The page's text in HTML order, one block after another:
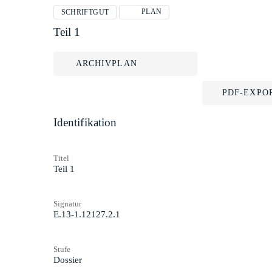
SCHRIFTGUT PLAN
Teil 1
ARCHIVPLAN
PDF-
Identifikation
Titel
Teil 1
Signatur
E.13-1.12127.2.1
Stufe
Dossier